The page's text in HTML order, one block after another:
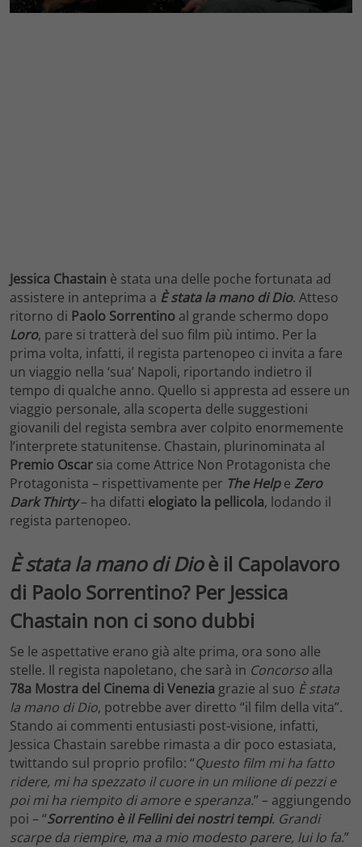
Jessica Chastain è stata una delle poche fortunata ad
assistere in anteprima a È stata la mano di Dio. Atteso
ritorno di Paolo Sorrentino al grande schermo dopo
Loro, pare si tratterà del suo film più intimo. Per la
prima volta, infatti, il regista partenopeo ci invita a fare
un viaggio nella ‘sua’ Napoli, riportando indietro il
tempo di qualche anno. Quello si appresta ad essere un
viaggio personale, alla scoperta delle suggestioni
giovanili del regista sembra aver colpito enormemente
l’interprete statunitense. Chastain, plurinominata al
Premio Oscar sia come Attrice Non Protagonista che
Protagonista – rispettivamente per The Helpe Zero
Dark Thirty– ha difatti elogiato la pellicola, lodando il
regista partenopeo.
È stata la mano di Dioè il Capolavoro
di Paolo Sorrentino? Per Jessica
Chastain non ci sono dubbi
Se le aspettative erano già alte prima, ora sono alle
stelle. Il regista napoletano, che sarà in Concorso alla
78a Mostra del Cinema di Venezia grazie al suo È stata
la mano di Dio, potrebbe aver diretto “il film della vita”.
Stando ai commenti entusiasti post-visione, infatti,
Jessica Chastain sarebbe rimasta a dir poco estasiata,
twittando sul proprio profilo: “Questo film mi ha fatto
ridere, mi ha spezzato il cuore in un milione di pezzi e
poi mi ha riempito di amore e speranza.” – aggiungendo
poi – “Sorrentino è il Fellini dei nostri tempi. Grandi
scarpe da riempire, ma a mio modesto parere, lui lo fa.”